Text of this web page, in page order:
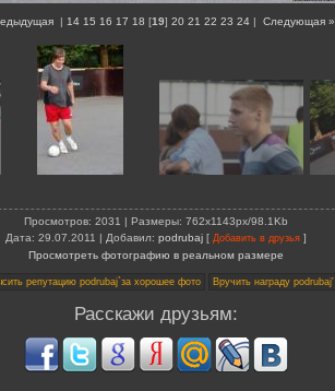
| 14 15 16 17 18 [19] 20 21 22 23 24| Следующая »
Просмотров: 2031 | Размеры: 762x1143px/98.1Kb
Дата: 29.07.2011 | Добавил: podrubaj[ Добавить в друзья]
Просмотреть фотографию в реальном размере
Расскажи друзьям: